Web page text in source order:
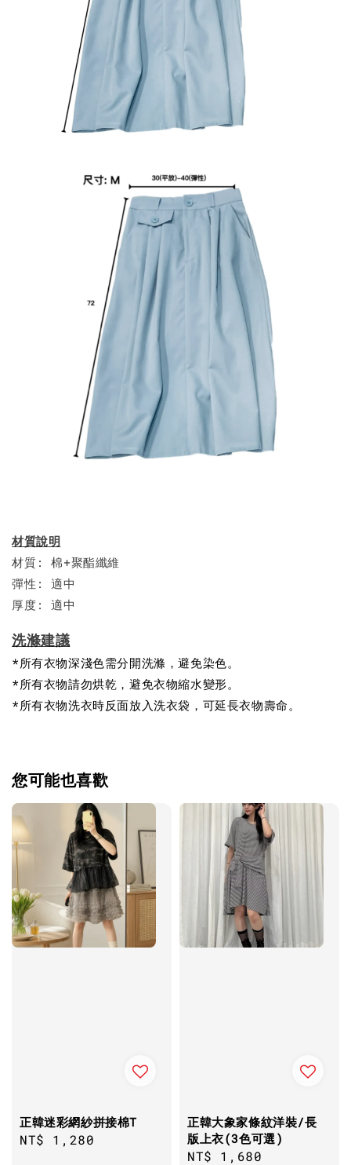
材質說明
材質: 棉+聚酯纖維
彈性: 適中
厚度: 適中
洗滌建議
*所有衣物深淺色需分開洗滌，避免染色。
*所有衣物請勿烘乾，避免衣物縮水變形。
*所有衣物洗衣時反面放入洗衣袋，可延長衣物壽命。
您可能也喜歡
正韓迷彩網紗拼接棉T
Regular
NT$ 1,280
正韓大象家條紋洋裝/長
版上衣(3色可選)
Regular
NT$ 1,680